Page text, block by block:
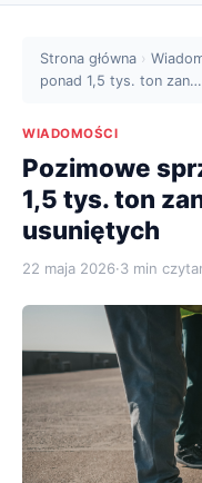
Strona główna ›
ponad 1,5 tys. ton zan…
WIADOMOŚCI
Pozimowe
1,5 tys. ton
usuniętych
22 maja 2026·3 min